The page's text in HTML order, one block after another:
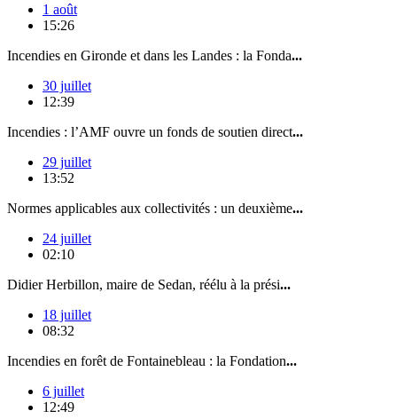
1 août
15:26
Incendies en Gironde et dans les Landes : la Fonda...
30 juillet
12:39
Incendies : l’AMF ouvre un fonds de soutien direct...
29 juillet
13:52
Normes applicables aux collectivités : un deuxième...
24 juillet
02:10
Didier Herbillon, maire de Sedan, réélu à la prési...
18 juillet
08:32
Incendies en forêt de Fontainebleau : la Fondation...
6 juillet
12:49